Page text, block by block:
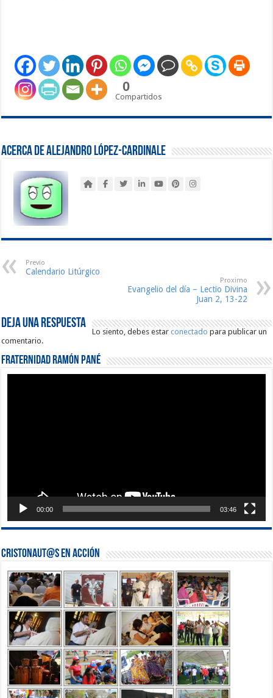
0
Compartidos
Acerca de Alejandro López-Cardinale
Previo
Calendario Litúrgico
Proximo
Evangelio del día – Lectio Divina
Juan 2, 13-22
Deja una respuesta
Lo siento, debes estarconectado para publicar un
comentario.
Fraternidad Ramón Pané
00:00 03:46
Cristonaut@s en Acción